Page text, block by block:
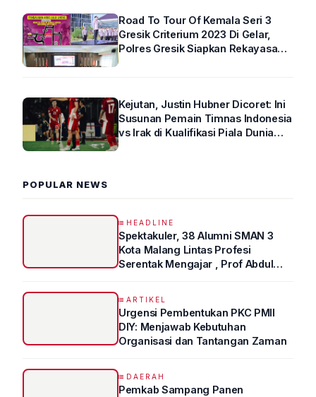
Road To Tour Of Kemala Seri 3
Gresik Criterium 2023 Di Gelar,
Polres Gresik Siapkan Rekayasa
Kejutan, Justin Hubner Dicoret: Ini
Susunan Pemain Timnas Indonesia
vs Irak di Kualifikasi Piala Dunia
POPULAR NEWS
HEADLINE
Spektakuler, 38 Alumni SMAN 3
Kota Malang Lintas Profesi
Serentak Mengajar , Prof Abdul
ARTIKEL
Urgensi Pembentukan PKC PMII
DIY: Menjawab Kebutuhan
Organisasi dan Tantangan Zaman
DAERAH
Pemkab Sampang Panen